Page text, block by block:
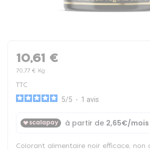
10,61 €
70,77 € Kg
TTC
5/5 - 1 avis
Colorant alimentaire noir efficace, non